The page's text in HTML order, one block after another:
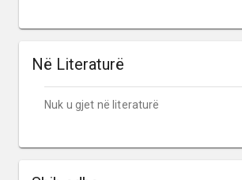
Në Literaturë
Nuk u gjet në literaturë